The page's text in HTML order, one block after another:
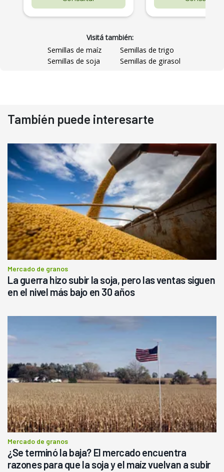
Visitá también:
Semillas de maíz
Semillas de trigo
Semillas de soja
Semillas de girasol
También puede interesarte
Mercado de granos
La guerra hizo subir la soja, pero las ventas siguen
en el nivel más bajo en 30 años
Mercado de granos
¿Se terminó la baja? El mercado encuentra
razones para que la soja y el maíz vuelvan a subir